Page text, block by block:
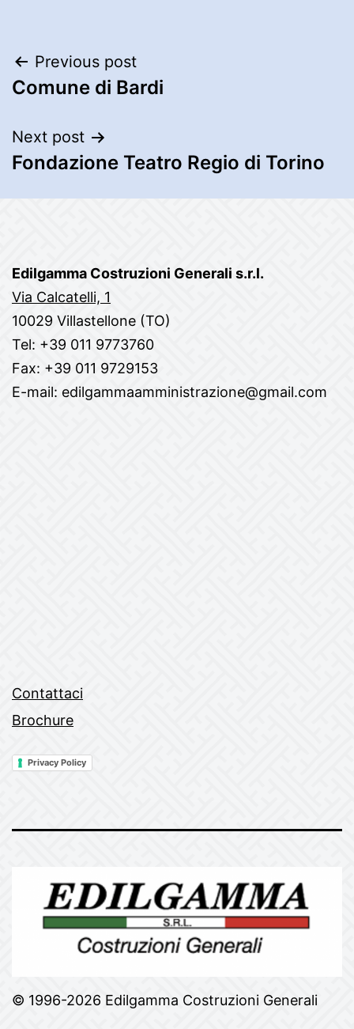
Post
navigation
Previous post
Comune di Bardi
Next post
Fondazione Teatro Regio di Torino
Edilgamma Costruzioni Generali s.r.l.
Via Calcatelli, 1
10029 Villastellone (TO)
Tel: +39 011 9773760
Fax: +39 011 9729153
E-mail: edilgammaamministrazione@gmail.com
Contattaci
Brochure
Privacy Policy
© 1996-2026 Edilgamma Costruzioni Generali